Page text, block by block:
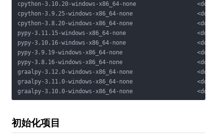
cpython-3.10.20-windows-x86_64-none
cpython-3.9.25-windows-x86_64-none
cpython-3.8.20-windows-x86_64-none
pypy-3.11.15-windows-x86_64-none
pypy-3.10.16-windows-x86_64-none
pypy-3.9.19-windows-x86_64-none
pypy-3.8.16-windows-x86_64-none
graalpy-3.12.0-windows-x86_64-none
graalpy-3.11.0-windows-x86_64-none
初始化项目